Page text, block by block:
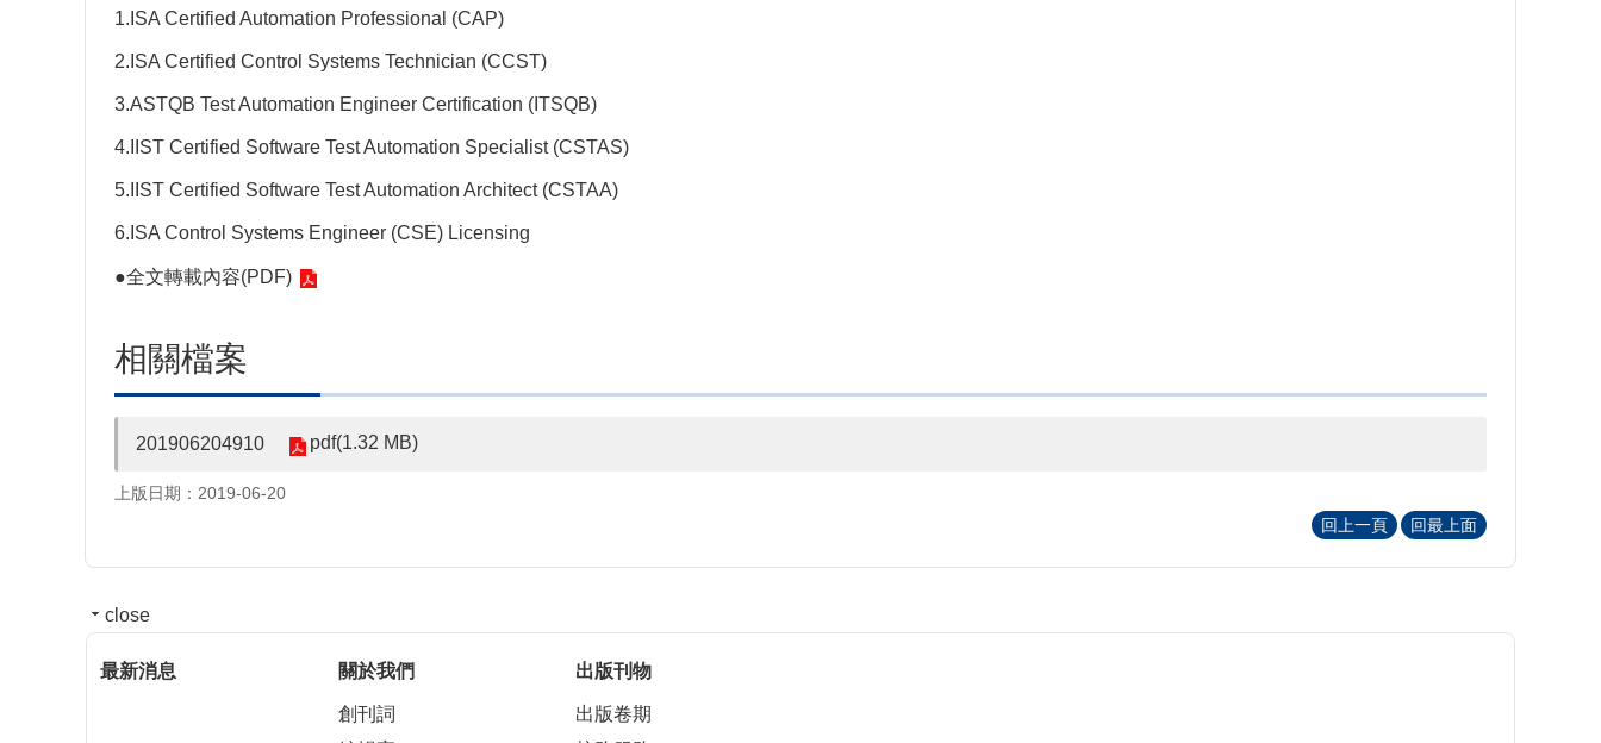
1.ISA Certified Automation Professional (CAP)
2.ISA Certified Control Systems Technician (CCST)
3.ASTQB Test Automation Engineer Certification (ITSQB)
4.IIST Certified Software Test Automation Specialist (CSTAS)
5.IIST Certified Software Test Automation Architect (CSTAA)
6.ISA Control Systems Engineer (CSE) Licensing
●全文轉載內容(PDF)
相關檔案
201906204910 pdf(1.32 MB)
上版日期：2019-06-20
回上一頁
回最上面
close
最新消息 關於我們
創刊詞
出版刊物
出版卷期